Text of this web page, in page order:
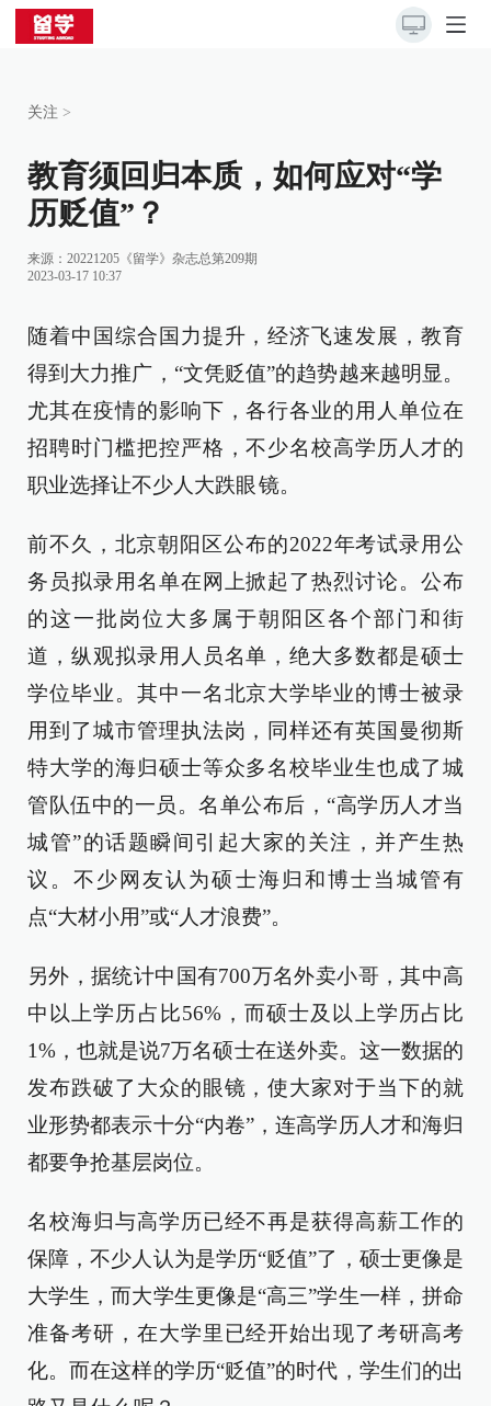
关注 >
教育须回归本质，如何应对“学
历贬值”？
来源：20221205《留学》杂志总第209期
2023-03-17 10:37
随着中国综合国力提升，经济飞速发展，教育
得到大力推广，“文凭贬值”的趋势越来越明显。
尤其在疫情的影响下，各行各业的用人单位在
招聘时门槛把控严格，不少名校高学历人才的
职业选择让不少人大跌眼 镜。
前不久，北京朝阳区公布的2022年考试录用公
务员拟录用名单在网上掀起了热烈讨论。公布
的这一批岗位大多属于朝阳区各个部门和街
道，纵观拟录用人员名单，绝大多数都是硕士
学位毕业。其中一名北京大学毕业的博士被录
用到了城市管理执法岗，同样还有英国曼彻斯
特大学的海归硕士等众多名校毕业生也成了城
管队伍中的一员。名单公布后，“高学历人才当
城管”的话题瞬间引起大家的关注，并产生热
议。不少网友认为硕士海归和博士当城管有
点“大材小用”或“人才浪费”。
另外，据统计中国有700万名外卖小哥，其中高
中以上学历占比56%，而硕士及以上学历占比
1%，也就是说7万名硕士在送外卖。这一数据的
发布跌破了大众的眼镜，使大家对于当下的就
业形势都表示十分“内卷”，连高学历人才和海归
都要争抢基层岗位。
名校海归与高学历已经不再是获得高薪工作的
保障，不少人认为是学历“贬值”了，硕士更像是
大学生，而大学生更像是“高三”学生一样，拼命
准备考研，在大学里已经开始出现了考研高考
化。而在这样的学历“贬值”的时代，学生们的出